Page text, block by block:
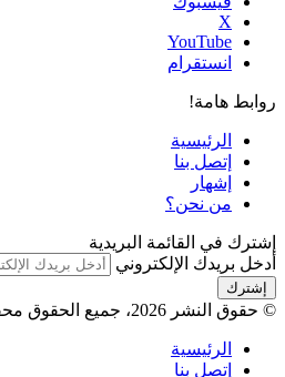
‫X
‫YouTube
انستقرام
روابط هامة!
الرئيسية
إتصل بنا
إشهار
من نحن؟
إشترك في القائمة البريدية
أدخل بريدك الإلكتروني
© حقوق النشر 2026، جميع الحقوق محفوظة |
الرئيسية
إتصل بنا